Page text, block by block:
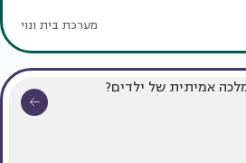
מערכת בית ונוי